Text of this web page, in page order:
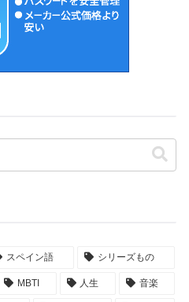
スペイン語 シリーズもの
MBTI 人生 音楽